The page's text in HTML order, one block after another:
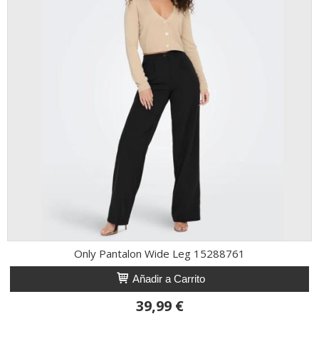
Only Pantalon Wide Leg 15288761
Añadir a Carrito
39,99 €